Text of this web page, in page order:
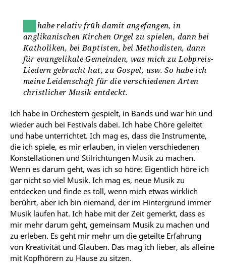
Ich habe relativ früh damit angefangen, in
anglikanischen Kirchen Orgel zu spielen, dann bei
Katholiken, bei Baptisten, bei Methodisten, dann
für evangelikale Gemeinden, was mich zu Lobpreis-
Liedern gebracht hat, zu Gospel, usw. So habe ich
meine Leidenschaft für die verschiedenen Arten
christlicher Musik entdeckt.
Ich habe in Orchestern gespielt, in Bands und war hin und
wieder auch bei Festivals dabei. Ich habe Chöre geleitet
und habe unterrichtet. Ich mag es, dass die Instrumente,
die ich spiele, es mir erlauben, in vielen verschiedenen
Konstellationen und Stilrichtungen Musik zu machen.
Wenn es darum geht, was ich so höre: Eigentlich höre ich
gar nicht so viel Musik. Ich mag es, neue Musik zu
entdecken und finde es toll, wenn mich etwas wirklich
berührt, aber ich bin niemand, der im Hintergrund immer
Musik laufen hat. Ich habe mit der Zeit gemerkt, dass es
mir mehr darum geht, gemeinsam Musik zu machen und
zu erleben. Es geht mir mehr um die geteilte Erfahrung
von Kreativität und Glauben. Das mag ich lieber, als alleine
mit Kopfhörern zu Hause zu sitzen.